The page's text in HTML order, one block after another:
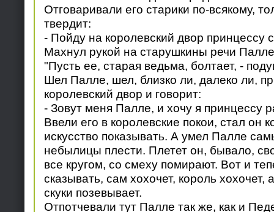
Отговаривали его старики по-всякому,
твердит:
- Пойду на королевский двор принцессу
Махнул рукой на старушкины речи
"Пусть ее, старая ведьма, болтает, -
Шел Палле, шел, близко ли, далеко ли,
королевский двор и говорит:
- Зовут меня Палле, и хочу я принцессу
Ввели его в королевские покои, стал он
искусство показывать. А умел Палле
небылицы плести. Плетет он, бывало,
все кругом, со смеху помирают. Вот и
сказывать, сам хохочет, король хохочет,
скуки позевывает.
Отпотчевали тут Палле так же, как и